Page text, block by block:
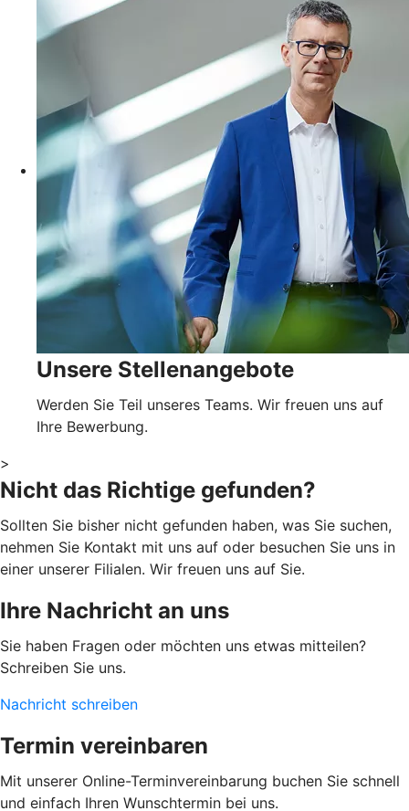
Unsere Stellenangebote
Werden Sie Teil unseres Teams. Wir freuen uns auf
Ihre Bewerbung.
>
Nicht das Richtige gefunden?
Sollten Sie bisher nicht gefunden haben, was Sie suchen,
nehmen Sie Kontakt mit uns auf oder besuchen Sie uns in
einer unserer Filialen. Wir freuen uns auf Sie.
Ihre Nachricht an uns
Sie haben Fragen oder möchten uns etwas mitteilen?
Schreiben Sie uns.
Nachricht schreiben
Termin vereinbaren
Mit unserer Online-Terminvereinbarung buchen Sie schnell
und einfach Ihren Wunschtermin bei uns.